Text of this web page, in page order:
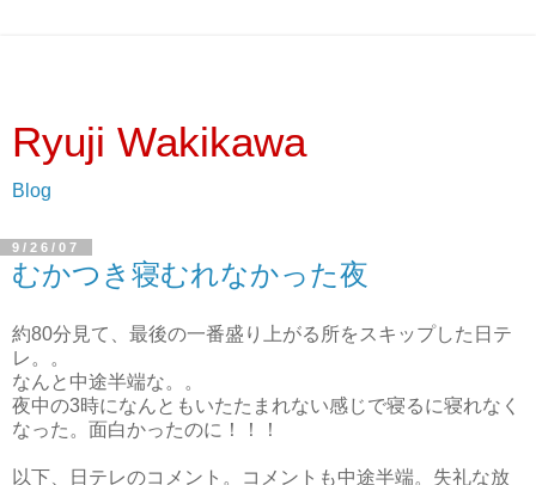
Ryuji Wakikawa
Blog
9/26/07
むかつき寝むれなかった夜
約80分見て、最後の一番盛り上がる所をスキップした日テ
レ。。
なんと中途半端な。。
夜中の3時になんともいたたまれない感じで寝るに寝れなく
なった。面白かったのに！！！
以下、日テレのコメント。コメントも中途半端。失礼な放